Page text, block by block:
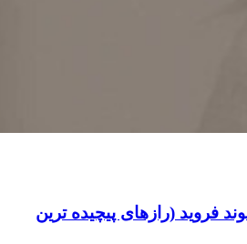
فروید (رازهای پیچیده ترین